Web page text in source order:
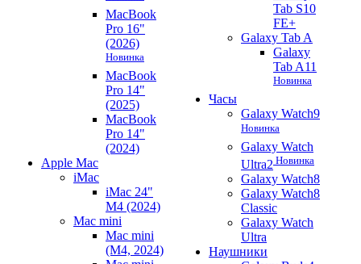
MacBook
Pro 16"
(2026)
Новинка
MacBook
Pro 14"
(2025)
MacBook
Pro 14"
(2024)
Apple Mac
iMac
iMac 24"
M4 (2024)
Mac mini
Mac mini
(M4, 2024)
Tab S10
FE+
Galaxy Tab A
Galaxy
Tab A11
Новинка
Часы
Galaxy Watch9
Новинка
Galaxy Watch
Ultra2 Новинка
Galaxy Watch8
Galaxy Watch8
Classic
Galaxy Watch
Ultra
Наушники